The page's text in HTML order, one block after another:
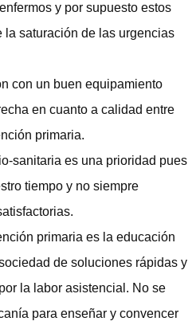
y por supuesto estos
la saturación de las urgencias
con un buen equipamiento
en cuanto a calidad entre
primaria.
sanitaria es una prioridad pues
tiempo y no siempre
primaria es la educación
de soluciones rápidas y
la labor asistencial. No se
para enseñar y convencer